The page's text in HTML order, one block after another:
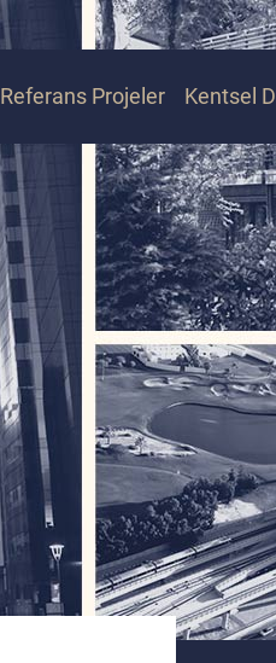
Referans Projeler Kentsel